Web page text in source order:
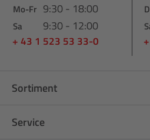
Mo-Fr 9:30 - 18:00
Sa 9:30 - 12:00
+ 43 1 523 53 33-0
Sortiment
Service